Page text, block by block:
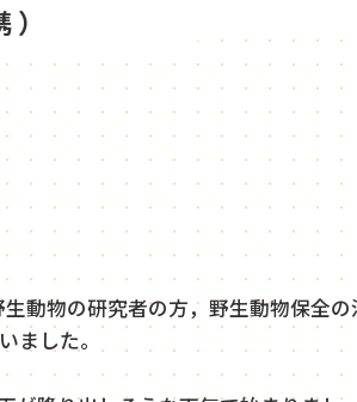
動物の研究者の方，野生動物保全の
ました。